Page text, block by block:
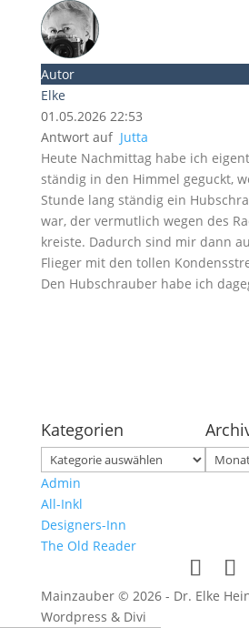
Autor
Elke
01.05.2026 22:53
Antwort auf Jutta
Heute Nachmittag habe ich
ständig in den Himmel geguckt,
Stunde lang ständig ein
war, der vermutlich wegen des
kreiste. Dadurch sind mir dann
Flieger mit den tollen
Den Hubschrauber habe ich
Kategorien
Kategorien
Archiv
Admin
All-Inkl
Designers-Inn
The Old Reader
Mainzauber © 2026 - Dr. Elke
Wordpress & Divi